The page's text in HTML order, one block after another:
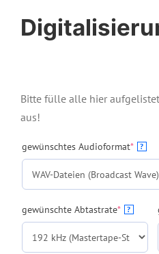
Kontakt
Bitte fülle alle hier
aus!
gewünschtes Audioformat* ?
gewünschte Abtastrate* ?